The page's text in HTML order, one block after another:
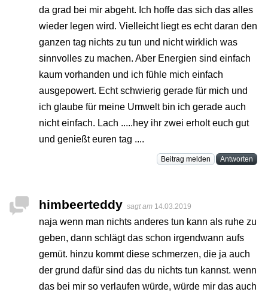
da grad bei mir abgeht. Ich hoffe das sich das alles
wieder legen wird. Vielleicht liegt es echt daran den
ganzen tag nichts zu tun und nicht wirklich was
sinnvolles zu machen. Aber Energien sind einfach
kaum vorhanden und ich fühle mich einfach
ausgepowert. Echt schwierig gerade für mich und
ich glaube für meine Umwelt bin ich gerade auch
nicht einfach. Lach .....hey ihr zwei erholt euch gut
und genießt euren tag ....
Beitrag melden Antworten
himbeerteddy sagt am 14.03.2019
naja wenn man nichts anderes tun kann als ruhe zu
geben, dann schlägt das schon irgendwann aufs
gemüt. hinzu kommt diese schmerzen, die ja auch
der grund dafür sind das du nichts tun kannst. wenn
das bei mir so verlaufen würde, würde mir das auch